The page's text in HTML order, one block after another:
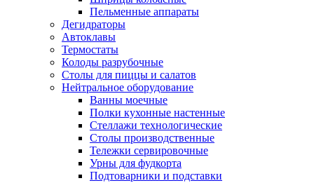
Пельменные аппараты
Дегидраторы
Автоклавы
Термостаты
Колоды разрубочные
Столы для пиццы и салатов
Нейтральное оборудование
Ванны моечные
Полки кухонные настенные
Стеллажи технологические
Столы производственные
Тележки сервировочные
Урны для фудкорта
Подтоварники и подставки